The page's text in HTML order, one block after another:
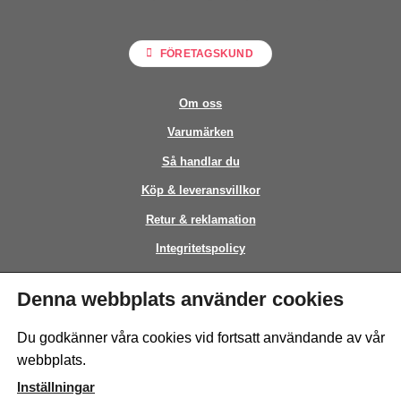
FÖRETAGSKUND
Om oss
Varumärken
Så handlar du
Köp & leveransvillkor
Retur & reklamation
Integritetspolicy
This site is protected by reCAPTCHA and the GooglePrivacy Policyand
Denna webbplats använder cookies
Du godkänner våra cookies vid fortsatt användande av vår
webbplats.
Inställningar